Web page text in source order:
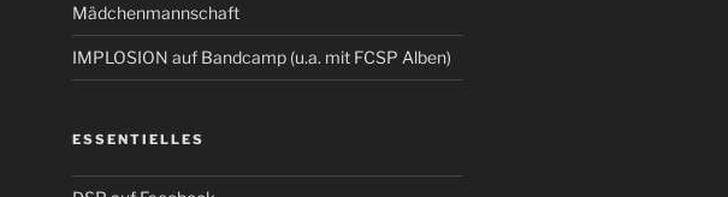
Mädchenmannschaft
IMPLOSION auf Bandcamp (u.a. mit FCSP Alben)
ESSENTIELLES